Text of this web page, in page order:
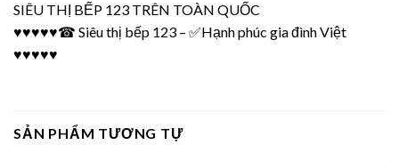
SIÊU THỊ BẾP 123 TRÊN TOÀN QUỐC
♥♥♥♥♥☎ Siêu thị bếp 123 – ✅Hạnh phúc gia đình Việt
♥♥♥♥♥
SẢN PHẨM TƯƠNG TỰ